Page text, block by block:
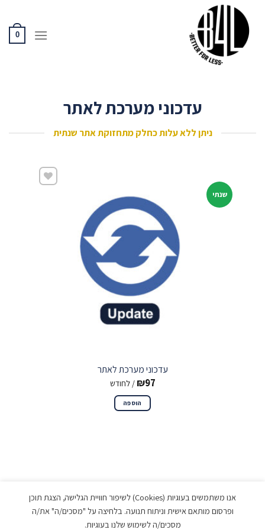
content
0
עדכוני מערכת לאתר
ניתן ללא עלות כחלק מתחזוקת אתר שנתית
שנתי
עדכוני מערכת לאתר
₪97 / לחודש
הוספה
אנו משתמשים בעוגיות (Cookies) לשיפור חוויית הגלישה, הצגת תוכן
ופרסום מותאם אישית וניתוח תנועה. בלחיצה על "מסכים/ה" את/ה
מסכים/ה לשימוש שלנו בעוגיות.